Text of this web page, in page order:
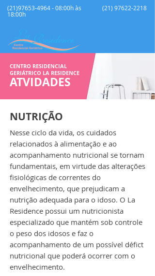
(21)97653-4964 - 08:00h às
18:00h
(21) 97622-2218
CENTRO RESIDENCIAL
GERIÁTRICO LA RESIDENCE
ATVIDADES
NUTRIÇÃO
Nesse ciclo da vida, os cuidados
relacionados à alimentação e ao
acompanhamento nutricional se tornam
fundamentais, em virtude das alterações
fisiológicas de correntes do
envelhecimento, que prejudicam a
nutrição adequada para o idoso. O La
Residence possui um nutricionista
especializado que mantém sob controle
o peso dos idosos e faz o
acompanhamento de um possível défict
nutricional que poderá ocorrer com o
envelhecimento.